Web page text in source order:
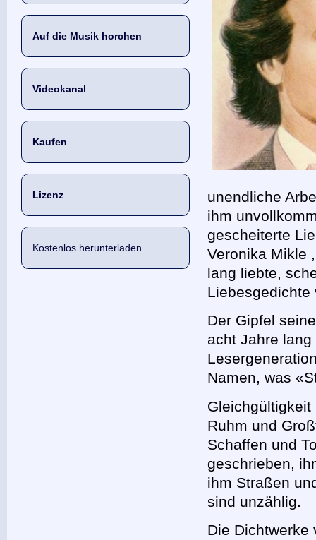
Auf die Musik horchen
Videokanal
Kaufen
Lizenz
Kostenlos herunterladen
unendliche
ihm
gescheiterte
Veronika Mikle
lang liebte,
Liebesgedichte
Der Gipfel
acht Jahre
Namen, was
Ruhm und
Schaffen und
geschrieben,
ihm Straßen
sind unzählig.
Die Dichtwerke